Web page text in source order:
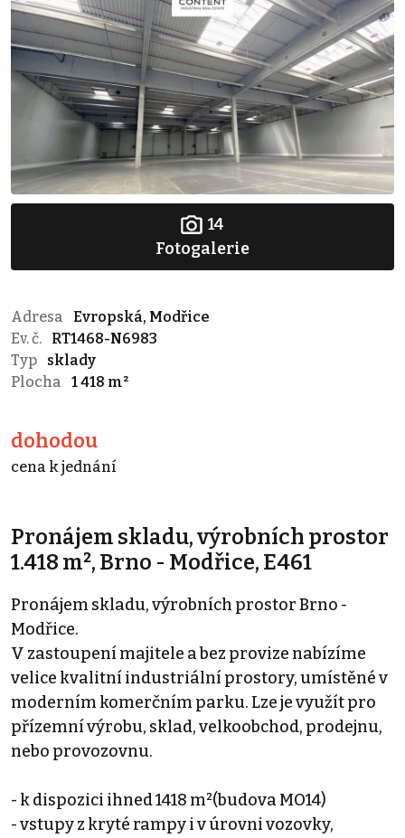
14
Fotogalerie
Adresa
Evropská, Modřice
Ev. č.
RT1468-N6983
Typ
sklady
Plocha
1 418 m²
dohodou
cena k jednání
Pronájem skladu, výrobních prostor
1.418 m², Brno - Modřice, E461
Pronájem skladu, výrobních prostor Brno -
Modřice.
V zastoupení majitele a bez provize nabízíme
velice kvalitní industriální prostory, umístěné v
moderním komerčním parku. Lze je využít pro
přízemní výrobu, sklad, velkoobchod, prodejnu,
nebo provozovnu.
- k dispozici ihned 1418 m²(budova MO14)
- vstupy z kryté rampy i v úrovni vozovky,